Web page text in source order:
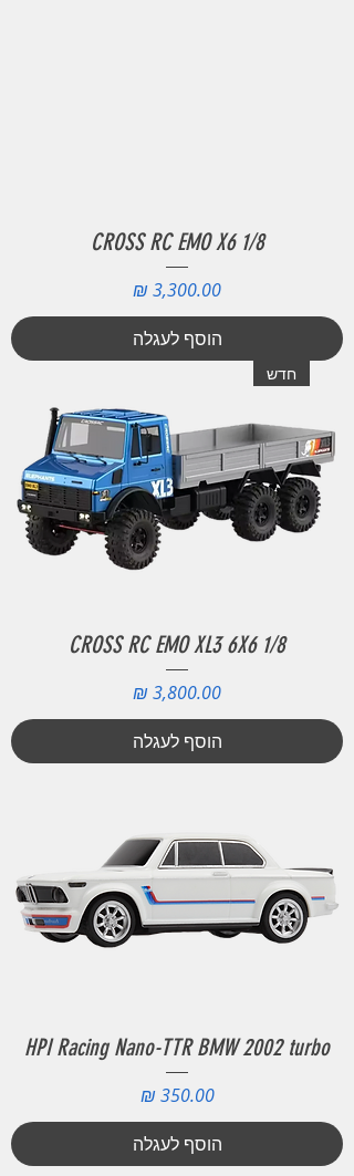
CROSS RC EMO X6 1/8
מחיר
הוסף לעגלה
חדש
CROSS RC EMO XL3 6X6 1/8
מחיר
הוסף לעגלה
HPI Racing Nano-TTR BMW 2002 turbo
מחיר‏350.00 ‏₪
הוסף לעגלה